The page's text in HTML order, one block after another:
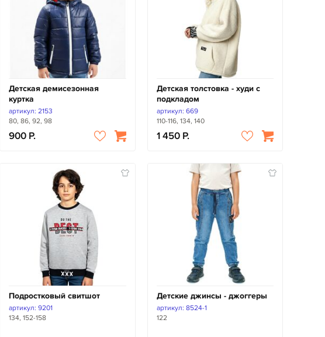
Детская демисезонная
куртка
артикул: 2153
80, 86, 92, 98
900
Детская толстовка - худи с
подкладом
артикул: 669
110-116, 134, 140
1 450
Подростковый свитшот
артикул: 9201
134, 152-158
Детские джинсы - джоггеры
артикул: 8524-1
122